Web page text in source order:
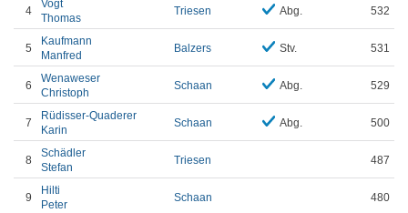
4
Vogt
Thomas
Triesen Abg. 532
5
Kaufmann
Manfred
Balzers Stv. 531
6
Wenaweser
Christoph
Schaan Abg. 529
7
Rüdisser-Quaderer
Karin
Schaan Abg. 500
8
Schädler
Stefan
Triesen 487
9
Hilti
Peter
Schaan 480